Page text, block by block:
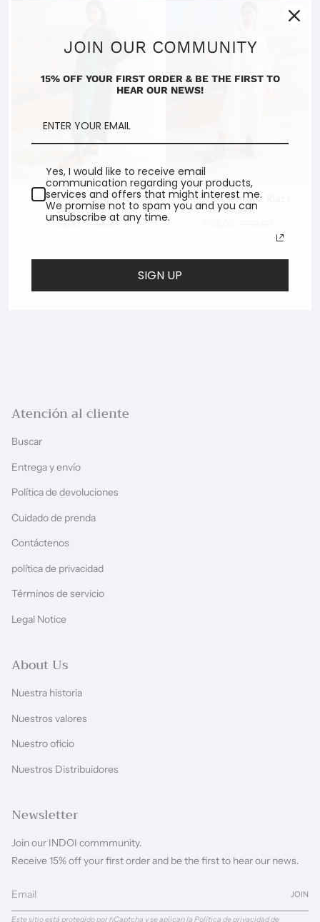
Vestido Camisero Riaz I
Azul Marino
£135.00 £193.00
Vestido Camisero Riaz I
Crudo
Atención al cliente
Buscar
Entrega y envío
Política de devoluciones
Cuidado de prenda
Contáctenos
política de privacidad
Términos de servicio
Legal Notice
About Us
Nuestra historia
Nuestros valores
Nuestro oficio
Nuestros Distribuidores
Newsletter
Join our INDOI commmunity.
Receive 15% off your first order and be the first to hear our news.
JOIN
Este sitio está protegido por hCaptcha y se aplicanla Política de privacidad de
JOIN OUR COMMUNITY
15% OFF YOUR FIRST ORDER & BE THE FIRST TO
HEAR OUR NEWS!
Yes, I would like to receive email
communication regarding your products,
services and offers that might interest me.
We promise not to spam you and you can
unsubscribe at any time.
SIGN UP